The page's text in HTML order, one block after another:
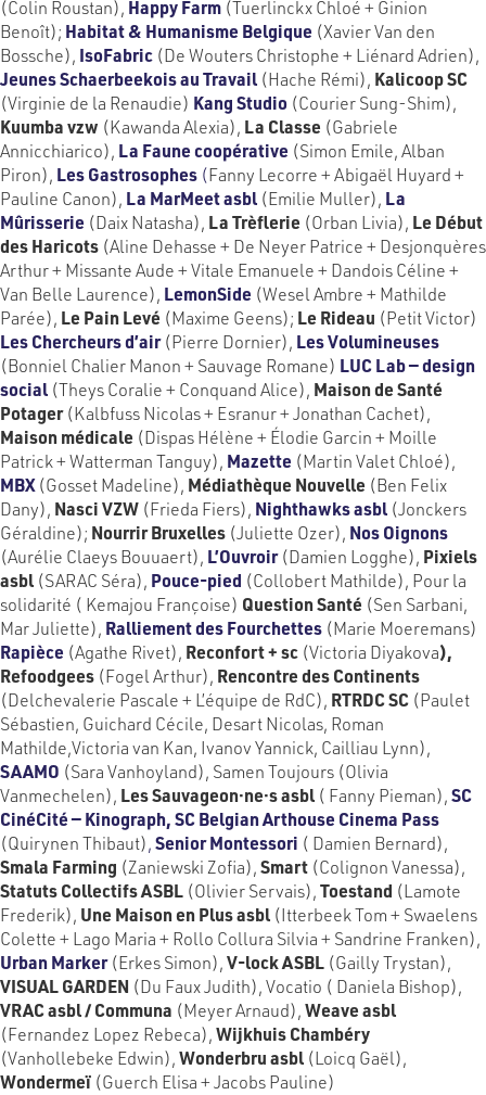
(Colin Roustan), Happy Farm (Tuerlinckx Chloé + Ginion
Benoît); Habitat & Humanisme Belgique (Xavier Van den
Bossche), IsoFabric (De Wouters Christophe + Liénard Adrien),
Jeunes Schaerbeekois au Travail (Hache Rémi), Kalicoop SC
(Virginie de la Renaudie) Kang Studio (Courier Sung-Shim),
Kuumba vzw (Kawanda Alexia), La Classe (Gabriele
Annicchiarico), La Faune coopérative (Simon Emile, Alban
Piron), Les Gastrosophes (Fanny Lecorre + Abigaël Huyard +
Pauline Canon), La MarMeet asbl (Emilie Muller), La
Mûrisserie (Daix Natasha), La Trèflerie (Orban Livia), Le Début
des Haricots (Aline Dehasse + De Neyer Patrice + Desjonquères
Arthur + Missante Aude + Vitale Emanuele + Dandois Céline +
Van Belle Laurence), LemonSide (Wesel Ambre + Mathilde
Parée), Le Pain Levé (Maxime Geens); Le Rideau (Petit Victor)
Les Chercheurs d’air (Pierre Dornier), Les Volumineuses
(Bonniel Chalier Manon + Sauvage Romane) LUC Lab — design
social (Theys Coralie + Conquand Alice), Maison de Santé
Potager(Kalbfuss Nicolas + Esranur + Jonathan Cachet),
Maison médicale (Dispas Hélène + Élodie Garcin + Moille
Patrick + Watterman Tanguy), Mazette (Martin Valet Chloé),
MBX (Gosset Madeline), Médiathèque Nouvelle (Ben Felix
Dany), Nasci VZW (Frieda Fiers), Nighthawks asbl (Jonckers
Géraldine); Nourrir Bruxelles (Juliette Ozer), Nos Oignons
(Aurélie Claeys Bouuaert), L’Ouvroir(Damien Logghe), Pixiels
asbl (SARAC Séra), Pouce-pied (Collobert Mathilde), Pour la
solidarité ( Kemajou Françoise) Question Santé (Sen Sarbani,
Mar Juliette), Ralliement des Fourchettes (Marie Moeremans)
Rapièce (Agathe Rivet), Reconfort + sc (Victoria Diyakova),
Refoodgees (Fogel Arthur), Rencontre des Continents
(Delchevalerie Pascale + L’équipe de RdC), RTRDC SC (Paulet
Sébastien, Guichard Cécile, Desart Nicolas, Roman
Mathilde,Victoria van Kan, Ivanov Yannick, Cailliau Lynn),
SAAMO (Sara Vanhoyland), Samen Toujours (Olivia
Vanmechelen), Les Sauvageon·ne·s asbl ( Fanny Pieman),SC
CinéCité — Kinograph, SC Belgian Arthouse Cinema Pass
(Quirynen Thibaut),Senior Montessori ( Damien Bernard),
Smala Farming (Zaniewski Zofia),Smart (Colignon Vanessa),
Statuts Collectifs ASBL (Olivier Servais),Toestand (Lamote
Frederik), Une Maison en Plus asbl (Itterbeek Tom + Swaelens
Colette + Lago Maria + Rollo Collura Silvia + Sandrine Franken),
Urban Marker(Erkes Simon),V-lock ASBL (Gailly Trystan),
VISUAL GARDEN (Du Faux Judith), Vocatio ( Daniela Bishop),
VRAC asbl / Communa (Meyer Arnaud),Weave asbl
(Fernandez Lopez Rebeca),Wijkhuis Chambéry
(Vanhollebeke Edwin),Wonderbru asbl (Loicq Gaël),
Wondermeï (Guerch Elisa + Jacobs Pauline)